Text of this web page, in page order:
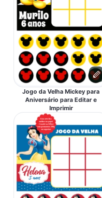
Jogo da Velha Mickey para
Aniversário para Editar e
Imprimir